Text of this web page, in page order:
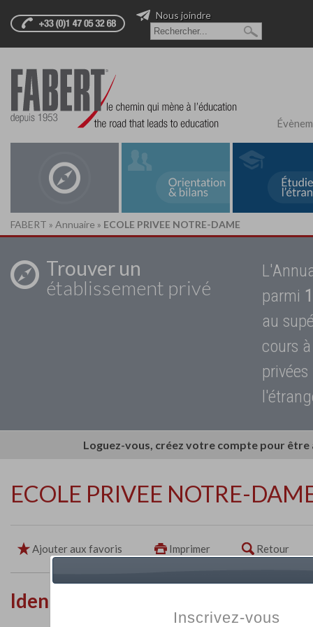
Nous joindre
FABERT » Annuaire » ECOLE PRIVEE NOTRE-DAME
Trouver un
établissement privé
parmi
au
cours
Loguez-vous, créez votre compte pour
ECOLE PRIVEE NOTRE-
Ajouter aux favoris Imprimer Retour
Identité de l'établissement
Inscrivez-vous